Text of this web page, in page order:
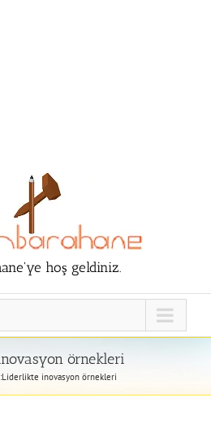
hoş geldiniz.
örnekleri
Liderlikte inovasyon örnekleri